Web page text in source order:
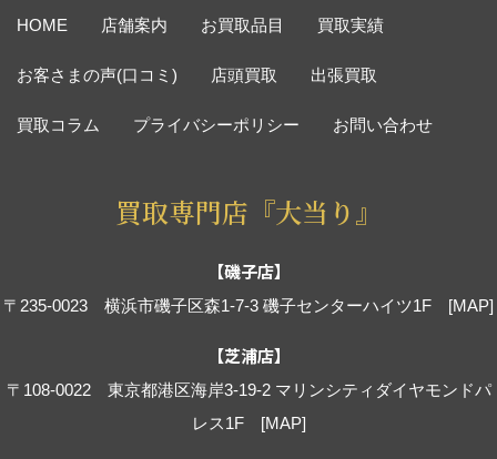
HOME 店舗案内 お買取品目 買取実績
お客さまの声(口コミ) 店頭買取 出張買取
買取コラム プライバシーポリシー お問い合わせ
買取専門店『大当り』
【磯子店】
〒235-0023 横浜市磯子区森1-7-3 磯子センターハイツ1F [MAP]
【芝浦店】
〒108-0022 東京都港区海岸3-19-2 マリンシティダイヤモンドパ
レス1F [MAP]